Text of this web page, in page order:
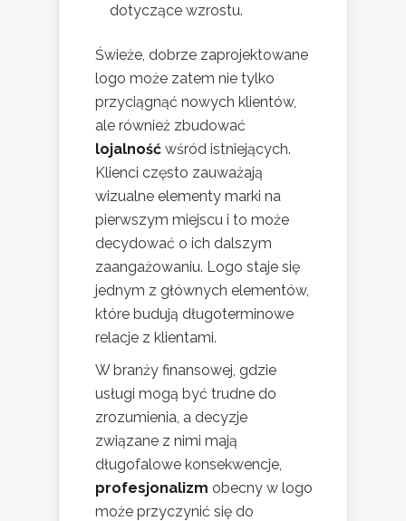
dotyczące wzrostu.
Świeże, dobrze zaprojektowane
logo może zatem nie tylko
przyciągnąć nowych klientów,
ale również zbudować
lojalność wśród istniejących.
Klienci często zauważają
wizualne elementy marki na
pierwszym miejscu i to może
decydować o ich dalszym
zaangażowaniu. Logo staje się
jednym z głównych elementów,
które budują długoterminowe
relacje z klientami.
W branży finansowej, gdzie
usługi mogą być trudne do
zrozumienia, a decyzje
związane z nimi mają
długofalowe konsekwencje,
profesjonalizm obecny w logo
może przyczynić się do